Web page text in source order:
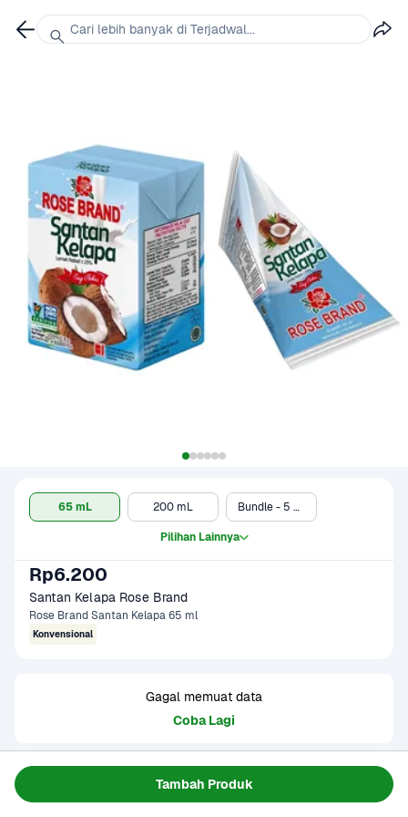
Tambah Produk
65 mL 200 mL Bundle - 5 x 65 mL
Pilihan Lainnya
Rp6.200
Santan Kelapa Rose Brand
Rose Brand Santan Kelapa 65 ml
Konvensional
Gagal memuat data
Coba Lagi
Informasi Produk
Santan Rose Brand terbuat dari daging kelapa pilihan, serta
Cari lebih banyak di Terjadwal...